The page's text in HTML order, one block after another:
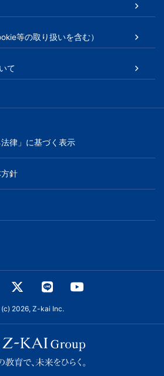
等の取り扱いを含む）
て
法律」に基づく表示
針
(c) 2026, Z-kai Inc.